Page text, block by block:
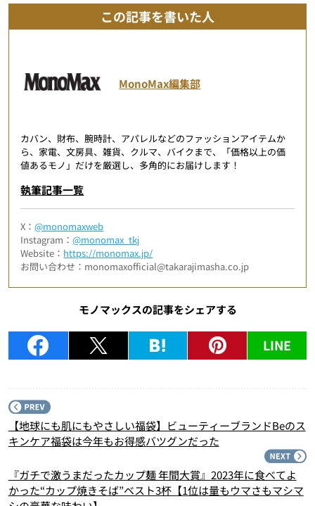
この記事を書いた人
MonoMax編集部
カバン、財布、腕時計、アパレルなどのファッションアイテムか
ら、家電、文房具、雑貨、クルマ、バイクまで、「価格以上の価
値あるモノ」だけを厳選し、多角的にお届けします！
執筆記事一覧
X：@monomaxweb
Instagram：@monomax_tkj
Website： https://monomax.jp/
お問い合わせ：monomaxofficial@takarajimasha.co.jp
モノマックスの記事をシェアする
LINE
【地球にも肌にもやさしい福袋】ビューティーブランドBeのス
キンケア福袋は今年もお得感バツグンだった
『ガチで激うまだったカップ麺 年間大賞』2023年に食べてよ
かった“カップ焼きそば”ベスト3杯【1位は量もウマさもマシマ